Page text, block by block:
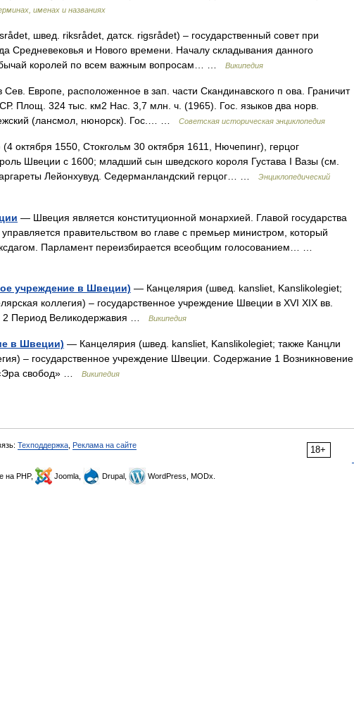
именах и названиях
швед. riksrådet, датск. rigsrådet) – государственный совет при
Средневековья и Нового времени. Началу складывания данного
королей по всем важным вопросам… …
Википедия
Европе, расположенное в зап. части Скандинавского п ова. Граничит
Площ. 324 тыс. км2 Нас. 3,7 млн. ч. (1965). Гос. языков два норв.
(лансмол, нюнорск). Гос.… …
Советская историческая энциклопедия
октября 1550, Стокгольм 30 октября 1611, Нючепинг), герцог
Швеции с 1600; младший сын шведского короля Густава I Вазы (см.
Лейонхувуд. Седерманландский герцог… …
Энциклопедический
— Швеция является конституционной монархией. Главой государства
правительством во главе с премьер министром, который
Парламент переизбирается всеобщим голосованием… …
учреждение в Швеции) — Канцелярия (швед. kansliet, Kanslikolegiet;
коллегия) – государственное учреждение Швеции в XVI XIX вв.
2 Период Великодержавия …
Википедия
в Швеции) — Канцелярия (швед. kansliet, Kanslikolegiet; также Канцли
– государственное учреждение Швеции. Содержание 1 Возникновение
свобод» …
Википедия
18+
Техподдержка Реклама на сайте
на PHP, Joomla, Drupal, WordPress, MODx.